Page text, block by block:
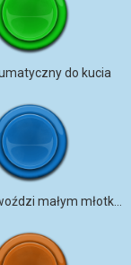
do kucia
Wbijanie gwoździ małym młotkiem